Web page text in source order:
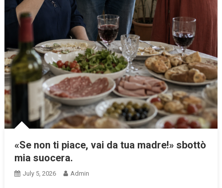
«Se non ti piace, vai da tua madre!» sbottò
mia suocera.
July 5, 2026 Admin